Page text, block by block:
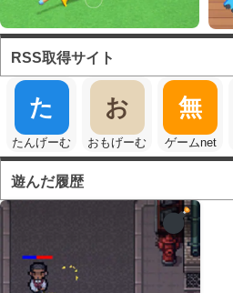
RSS取得サイト
た
たんげーむ
お
おもげーむ
無
ゲームnet
遊んだ履歴